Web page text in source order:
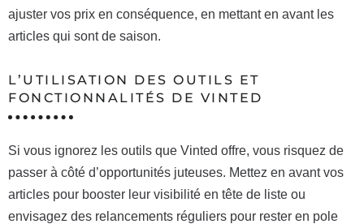
ajuster vos prix en conséquence, en mettant en avant les
articles qui sont de saison.
L’UTILISATION DES OUTILS ET
FONCTIONNALITÉS DE VINTED
Si vous ignorez les outils que Vinted offre, vous risquez de
passer à côté d’opportunités juteuses. Mettez en avant vos
articles pour booster leur visibilité en tête de liste ou
envisagez des relancements réguliers pour rester en pole